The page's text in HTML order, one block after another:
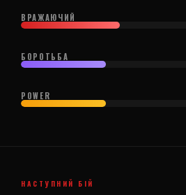
ВРАЖАЮЧИЙ
БОРОТЬБА
POWER
НАСТУПНИЙ БІЙ